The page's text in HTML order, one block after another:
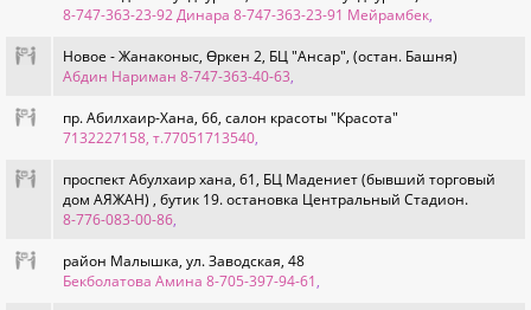
8-747-363-23-92 Динара 8-747-363-23-91 Мейрамбек,
Новое - Жанаконыс, Өркен 2, БЦ "Ансар", (остан. Башня)
Абдин Нариман 8-747-363-40-63,
пр. Абилхаир-Хана, 66, салон красоты "Красота"
7132227158, т.77051713540,
проспект Абулхаир хана, 61, БЦ Мадениет (бывший торговый
дом АЯЖАН) , бутик 19. остановка Центральный Стадион.
8-776-083-00-86,
район Малышка, ул. Заводская, 48
Бекболатова Амина 8-705-397-94-61,